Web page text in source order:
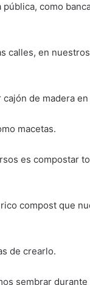
como
calles, en
de madera
macetas.
es compostar
compost que
de crearlo.
sembrar